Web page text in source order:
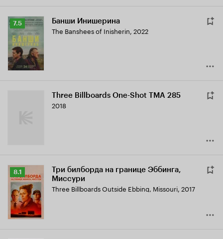
Рейтинг
Кинопоиска
7.5
7.5 Банши Инишерина
The Banshees of Inisherin, 2022
Three Billboards One-Shot TMA 285
2018
Рейтинг
Кинопоиска
8.1
8.1
Три билборда на границе Эббинга,
Миссури
Three Billboards Outside Ebbing, Missouri, 2017